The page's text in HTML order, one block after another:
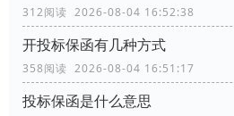
312阅读 2026-08-04 16:52:38
开投标保函有几种方式
358阅读 2026-08-04 16:51:17
投标保函是什么意思